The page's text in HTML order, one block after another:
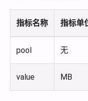
指标名称 指标单
pool 无
value MB